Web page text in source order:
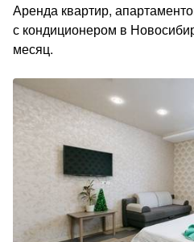
Аренда квартир,
с кондиционером в
месяц.